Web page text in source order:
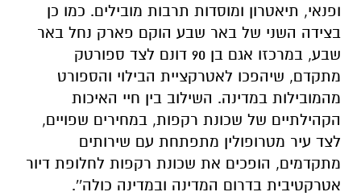
ופנאי, תיאטרון ומוסדות תרבות מובילים. כמו כן
בצידה השני של באר שבע הוקם פארק נחל באר
שבע, במרכזו אגם בן 90 דונם לצד ספורטק
מתקדם, שיהפכו לאטרקציית הבילוי והספורט
מהמובילות במדינה. השילוב בין חיי האיכות
הקהילתיים של שכונת רקפות, במחירים שפויים,
לצד עיר מטרופולין מתפתחת עם שירותים
מתקדמים, הופכים את שכונת רקפות לחלופת דיור
אטרקטיבית בדרום המדינה ובמדינה כולה''.